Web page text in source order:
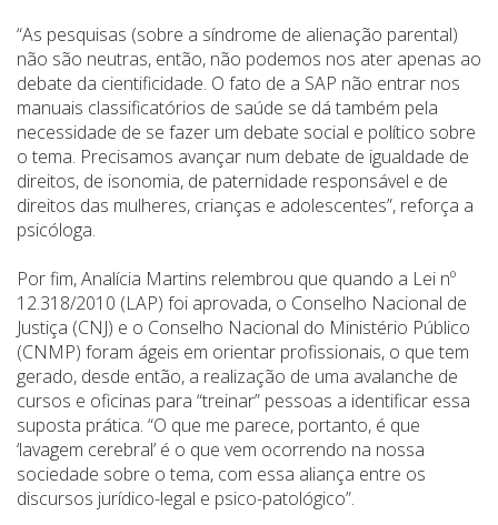
“As pesquisas (sobre a síndrome de alienação parental)
não são neutras, então, não podemos nos ater apenas ao
debate da cientificidade. O fato de a SAP não entrar nos
manuais classificatórios de saúde se dá também pela
necessidade de se fazer um debate social e político sobre
o tema. Precisamos avançar num debate de igualdade de
direitos, de isonomia, de paternidade responsável e de
direitos das mulheres, crianças e adolescentes”, reforça a
psicóloga.
Por fim, Analícia Martins relembrou que quando a Lei nº
12.318/2010 (LAP) foi aprovada, o Conselho Nacional de
Justiça (CNJ) e o Conselho Nacional do Ministério Público
(CNMP) foram ágeis em orientar profissionais, o que tem
gerado, desde então, a realização de uma avalanche de
cursos e oficinas para “treinar” pessoas a identificar essa
suposta prática. “O que me parece, portanto, é que
‘lavagem cerebral’ é o que vem ocorrendo na nossa
sociedade sobre o tema, com essa aliança entre os
discursos jurídico-legal e psico-patológico”.